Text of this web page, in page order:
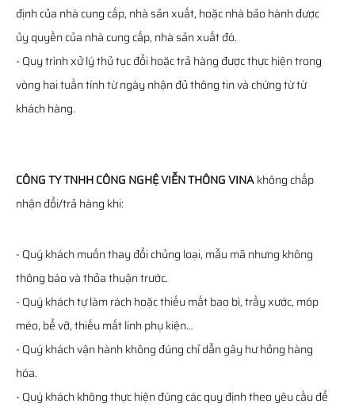
định của nhà cung cấp, nhà sản xuất, hoặc nhà bảo hành được
ủy quyền của nhà cung cấp, nhà sản xuất đó.
- Quy trình xử lý thủ tục đổi hoặc trả hàng được thực hiện trong
vòng hai tuần tính từ ngày nhận đủ thông tin và chứng từ từ
khách hàng.
CÔNG TY TNHH CÔNG NGHỆ VIỄN THÔNG VINAkhông chấp
nhận đổi/trả hàng khi:
- Quý khách muốn thay đổi chủng loại, mẫu mã nhưng không
thông báo và thỏa thuận trước.
- Quý khách tự làm rách hoặc thiếu mất bao bì, trầy xước, móp
méo, bể vỡ, thiếu mất linh phụ kiện…
- Quý khách vận hành không đúng chỉ dẫn gây hư hỏng hàng
hóa.
- Quý khách không thực hiện đúng các quy định theo yêu cầu để